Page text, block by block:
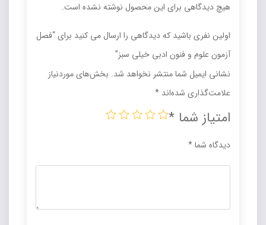
هیچ دیدگاهی برای این محصول نوشته نشده است.
اولین نفری باشید که دیدگاهی را ارسال می کنید برای “فصل
آزمون علوم و فنون ادبی خیلی سبز”
نشانی ایمیل شما منتشر نخواهد شد. بخش‌های موردنیاز
علامت‌گذاری شده‌اند *
امتیاز شما *
دیدگاه شما*